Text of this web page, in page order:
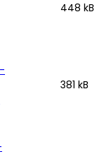
448 kB
381 kB